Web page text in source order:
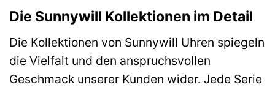
Die Sunnywill Kollektionen im Detail
Die Kollektionen von Sunnywill Uhren spiegeln
die Vielfalt und den anspruchsvollen
Geschmack unserer Kunden wider. Jede Serie